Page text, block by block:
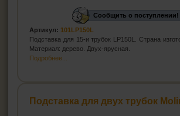
Сообщить о поступлении!
Артикул: 101LP150L
Подставка для 15-и трубок LP150L. Страна
Материал: дерево. Двух-ярусная.
Подробнее...
Подставка для двух трубок